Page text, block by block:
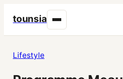
tounsia
Lifestyle